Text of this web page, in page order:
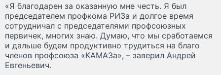
«Я благодарен за оказанную мне честь. Я был
председателем профкома РИЗа и долгое время
сотрудничал с председателями профсоюзных
первичек, многих знаю. Думаю, что мы сработаемся
и дальше будем продуктивно трудиться на благо
членов профсоюза «КАМАЗа», – заверил Андрей
Евгеньевич.